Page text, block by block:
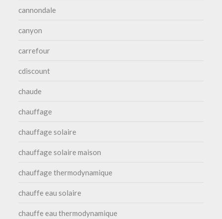
cannondale
canyon
carrefour
cdiscount
chaude
chauffage
chauffage solaire
chauffage solaire maison
chauffage thermodynamique
chauffe eau solaire
chauffe eau thermodynamique